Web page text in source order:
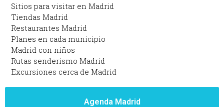
Sitios para visitar en Madrid
Tiendas Madrid
Restaurantes Madrid
Planes en cada municipio
Madrid con niños
Rutas senderismo Madrid
Excursiones cerca de Madrid
Agenda Madrid